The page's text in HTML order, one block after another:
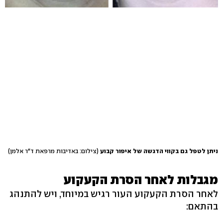
ניתן לטפל גם בקווי הדגשה של איפור קבוע (צילום: באדיבות מרפאת ד"ר אלמן)
מגבלות לאחר הסרת הקעקוע
לאחר הסרת הקעקוע העור רגיש במיוחד, ויש להתנהג
בהתאם: